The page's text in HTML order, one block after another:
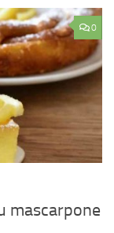
0
mascarpone